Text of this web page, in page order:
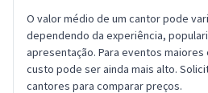
O valor médio de um cantor pode
dependendo da experiência,
apresentação. Para eventos maiores
custo pode ser ainda mais alto.
cantores para comparar preços.